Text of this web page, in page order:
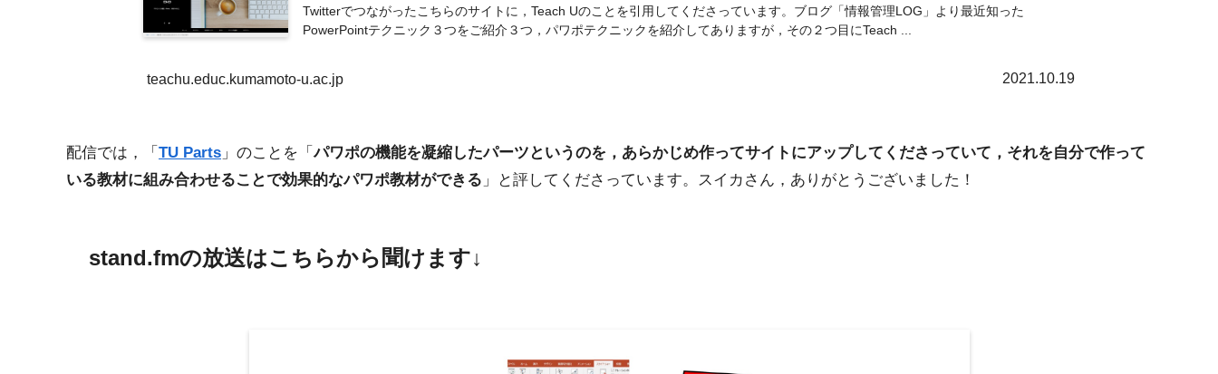
Twitterでつながったこちらのサイトに，Teach Uのことを引用してくださっています。ブログ「情報管理LOG」より最近知った
PowerPointテクニック３つをご紹介３つ，パワポテクニックを紹介してありますが，その２つ目にTeach ...
teachu.educ.kumamoto-u.ac.jp 2021.10.19
配信では，「 TU Parts 」のことを「パワポの機能を凝縮したパーツというのを，あらかじめ作ってサイトにアップしてくださっていて，それを自分で作って
いる教材に組み合わせることで効果的なパワポ教材ができる 」と評してくださっています。スイカさん，ありがとうございました！
stand.fmの放送はこちらから聞けます↓